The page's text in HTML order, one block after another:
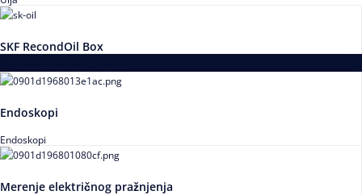
SKF RecondOil Box
Endoskopi
Endoskopi
Merenje električnog pražnjenja